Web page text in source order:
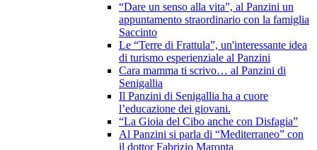
“Dare un senso alla vita”, al Panzini un
appuntamento straordinario con la famiglia
Saccinto
Le “Terre di Frattula”, un'interessante idea
di turismo esperienziale al Panzini
Cara mamma ti scrivo… al Panzini di
Senigallia
Il Panzini di Senigallia ha a cuore
l’educazione dei giovani.
“La Gioia del Cibo anche con Disfagia”
Al Panzini si parla di “Mediterraneo” con
il dottor Fabrizio Maronta